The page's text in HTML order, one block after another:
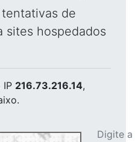
de
sites hospedados
IP 216.73.216.14,
Digite